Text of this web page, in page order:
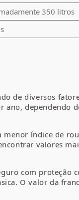
350 litros
de diversos
ano, dependendo
índice de
valores
com proteção
O valor da